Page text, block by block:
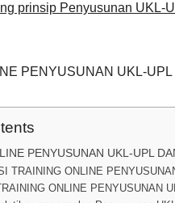
prinsip Penyusunan UKL-
PENYUSUNAN UKL-
PENYUSUNAN UKL-UPL
TRAINING ONLINE
ONLINE PENYUSUNAN